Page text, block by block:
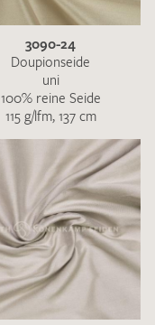
3090-24
Doupionseide
uni
100% reine Seide
115 g/lfm, 137 cm